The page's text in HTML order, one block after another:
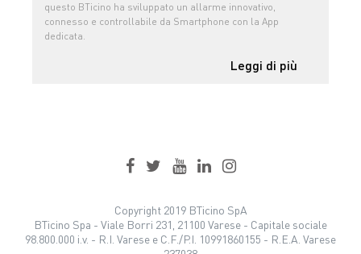
questo BTicino ha sviluppato un allarme innovativo,
connesso e controllabile da Smartphone con la App
dedicata.
Leggi di più
Copyright 2019 BTicino SpA
BTicino Spa - Viale Borri 231, 21100 Varese - Capitale sociale
98.800.000 i.v. - R.I. Varese e C.F./P.I. 10991860155 - R.E.A. Varese